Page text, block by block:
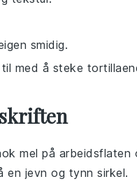
smidig.
med å steke
mel på arbeidsflaten
en jevn og tynn sirkel.